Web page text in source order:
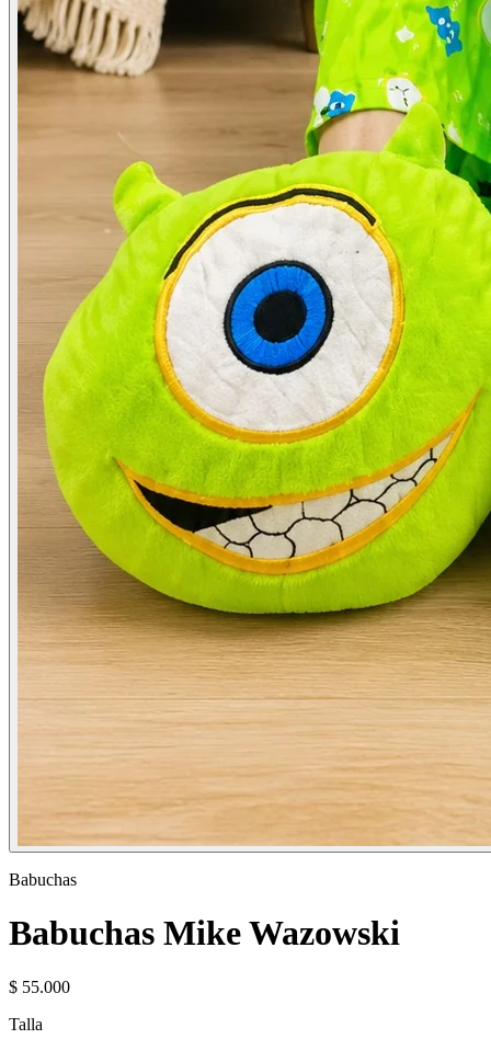
Babuchas
Babuchas Mike Wazowski
$ 55.000
Talla